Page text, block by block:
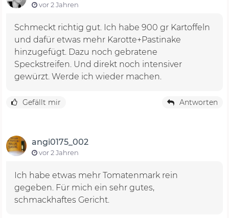
vor 2 Jahren
Schmeckt richtig gut. Ich habe 900 gr Kartoffeln
und dafür etwas mehr Karotte+Pastinake
hinzugefügt. Dazu noch gebratene
Speckstreifen. Und direkt noch intensiver
gewürzt. Werde ich wieder machen.
Gefällt mir Antworten
angi0175_002
vor 2 Jahren
Ich habe etwas mehr Tomatenmark rein
gegeben. Für mich ein sehr gutes,
schmackhaftes Gericht.